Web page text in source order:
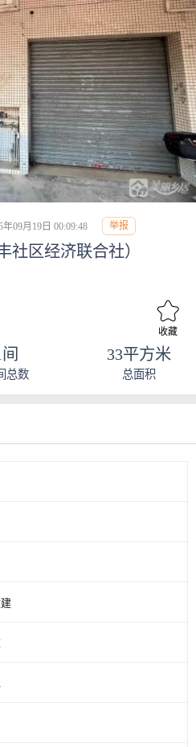
年09月19日 00:09:48 举报
社区经济联合社）
收藏
总数
33平方米
总面积